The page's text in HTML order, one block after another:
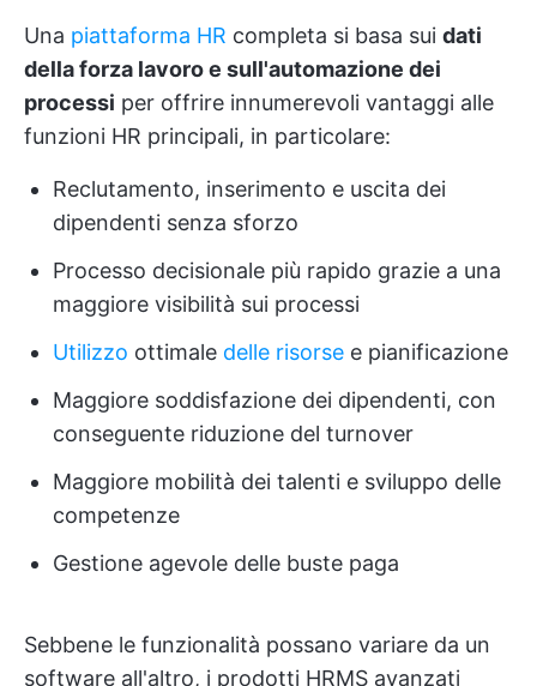
Una piattaforma HR completa si basa sui dati
della forza lavoro e sull'automazione dei
processi per offrire innumerevoli vantaggi alle
funzioni HR principali, in particolare:
Reclutamento, inserimento e uscita dei
dipendenti senza sforzo
Processo decisionale più rapido grazie a una
maggiore visibilità sui processi
Utilizzo ottimale delle risorse e pianificazione
Maggiore soddisfazione dei dipendenti, con
conseguente riduzione del turnover
Maggiore mobilità dei talenti e sviluppo delle
competenze
Gestione agevole delle buste paga
Sebbene le funzionalità possano variare da un
software all'altro, i prodotti HRMS avanzati